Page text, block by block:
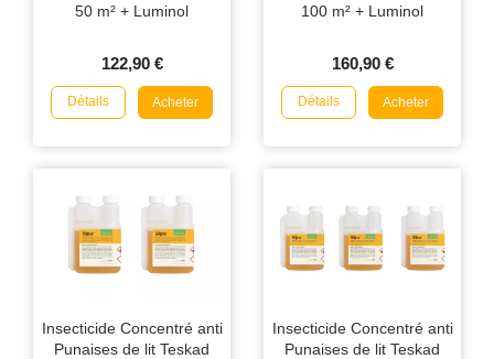
50 m² + Luminol
122,90 €
Détails Acheter
100 m² + Luminol
160,90 €
Détails Acheter
Insecticide Concentré anti
Punaises de lit Teskad
Insecticide Concentré anti
Punaises de lit Teskad